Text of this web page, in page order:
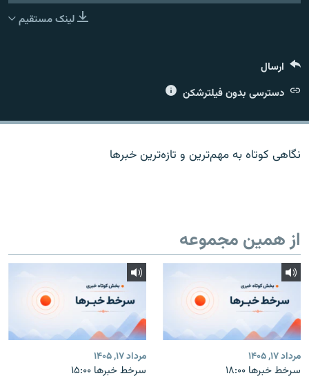
لینک مستقیم
ارسال
دسترسی بدون فیلترشکن
نگاهی کوتاه به مهم‌ترين و تازه‌ترين خبرها
از همین مجموعه
مرداد ۱۷, ۱۴۰۵
سرخط خبرها ۱۸:۰۰
مرداد ۱۷, ۱۴۰۵
سرخط خبرها ۱۵:۰۰